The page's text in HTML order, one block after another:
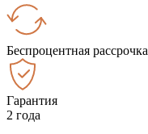
Беспроцентная рассрочка
Гарантия
2 года